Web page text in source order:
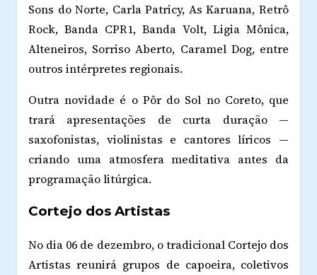
Sons do Norte, Carla Patricy, As Karuana, Retrô
Rock, Banda CPR1, Banda Volt, Ligia Mônica,
Alteneiros, Sorriso Aberto, Caramel Dog, entre
outros intérpretes regionais.
Outra novidade é o Pôr do Sol no Coreto, que
trará apresentações de curta duração —
saxofonistas, violinistas e cantores líricos —
criando uma atmosfera meditativa antes da
programação litúrgica.
Cortejo dos Artistas
No dia 06 de dezembro, o tradicional Cortejo dos
Artistas reunirá grupos de capoeira, coletivos